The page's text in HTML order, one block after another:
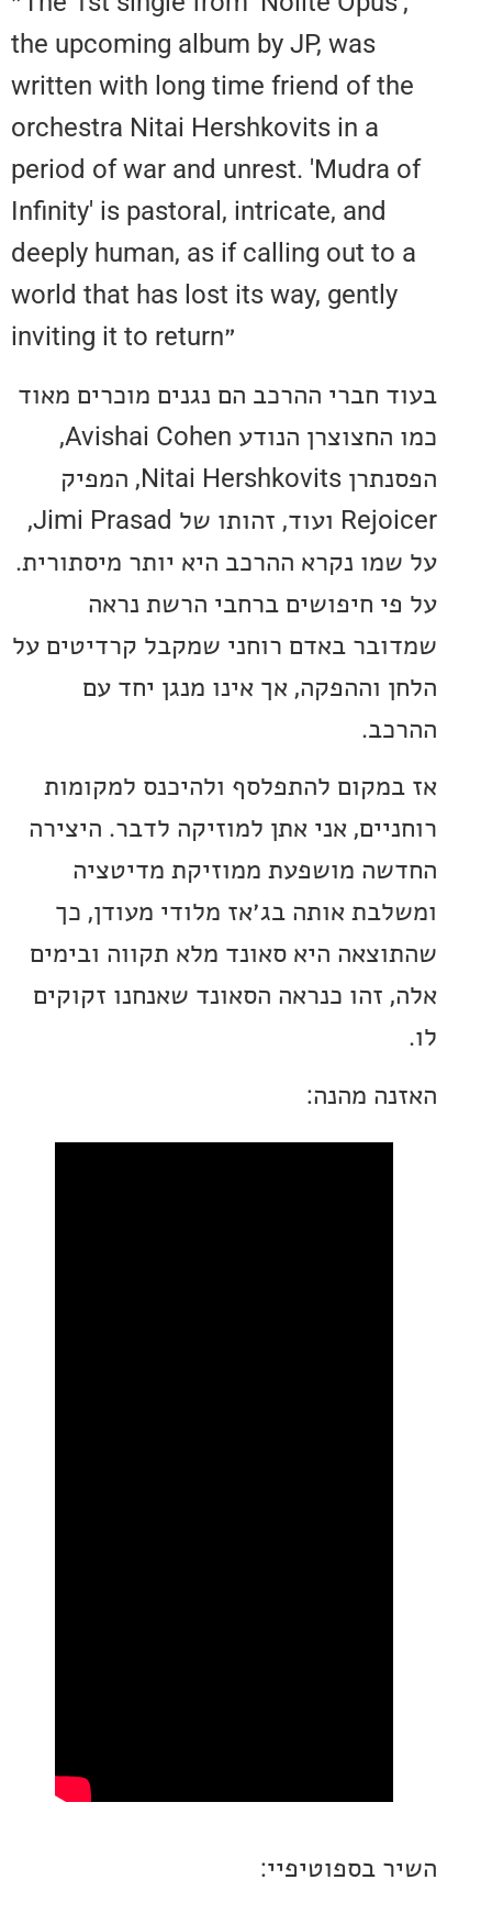
the upcoming album by JP, was
written with long time friend of
orchestra Nitai Hershkovits in a
period of war and unrest.
Infinity' is pastoral, intricate, and
deeply human, as if calling out
world that has lost its way,
חברי ההרכב הם נגנים מוכרים מאוד
כמו החצוצרן הנודע Avishai Cohen,
הפסנתרן Nitai Hershkovits, המפיק
Rejoicer ועוד, זהותו של Jimi Prasad,
נקרא ההרכב היא יותר מיסתורית.
חיפושים ברחבי הרשת נראה
באדם רוחני שמקבל קרדיטים על
וההפקה, אך אינו מנגן יחד עם
להתפלסף ולהיכנס למקומות
אני אתן למוזיקה לדבר. היצירה
מושפעת ממוזיקת מדיטציה
אותה בג׳אז מלודי מעודן, כך
היא סאונד מלא תקווה ובימים
זהו כנראה הסאונד שאנחנו זקוקים
מהנה:
בספוטיפיי: